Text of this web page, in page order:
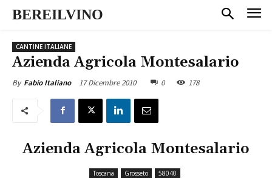
BEREILVINO
CANTINE ITALIANE
Azienda Agricola Montesalario
By Fabio Italiano 17 Dicembre 2010 0 178
Azienda Agricola Montesalario
Toscana Grosseto 58040